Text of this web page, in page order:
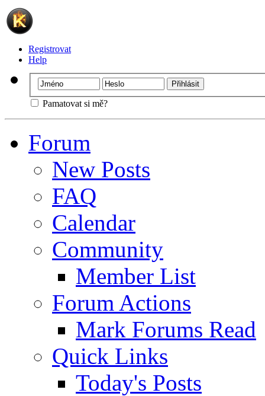
Registrovat
Help
Pamatovat si mě?
Forum
New Posts
FAQ
Calendar
Community
Member List
Forum Actions
Mark Forums Read
Quick Links
Today's Posts